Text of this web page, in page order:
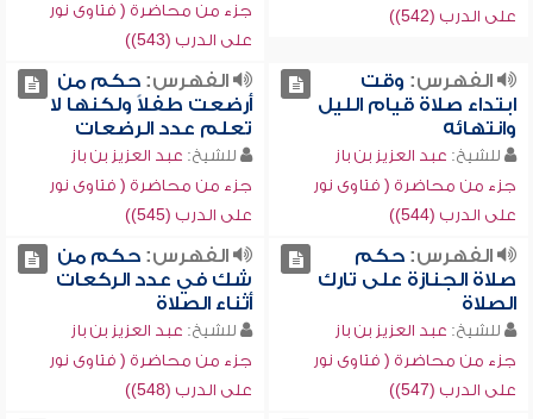
على الدرب (542))
جزء من محاضرة ( فتاوى نور
على الدرب (543))
الفهرس: وقت
ابتداء صلاة قيام الليل
وانتهائه
للشيخ: عبد العزيز بن باز
جزء من محاضرة ( فتاوى نور
على الدرب (544))
الفهرس:حكم من
أرضعت طفلاً ولكنها لا
تعلم عدد الرضعات
للشيخ: عبد العزيز بن باز
جزء من محاضرة ( فتاوى نور
على الدرب (545))
الفهرس:حكم
صلاة الجنازة على تارك
الصلاة
للشيخ: عبد العزيز بن باز
جزء من محاضرة ( فتاوى نور
على الدرب (547))
الفهرس:حكم من
شك في عدد الركعات
أثناء الصلاة
للشيخ: عبد العزيز بن باز
جزء من محاضرة ( فتاوى نور
على الدرب (548))